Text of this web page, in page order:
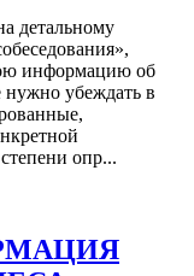
детальному
информацию об
нужно убеждать в
опр...